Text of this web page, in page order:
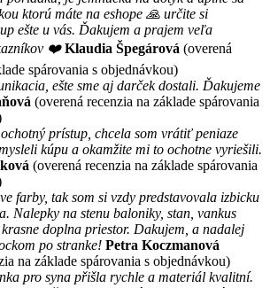
ktorú máte na eshope 🙏 určite si
ešte u vás. Ďakujem a prajem veľa
❤️ Klaudia Špegárová (overená
spárovania s objednávkou)
ešte sme aj darček dostali. Ďakujeme
(overená recenzia na základe spárovania
prístup, chcela som vrátiť peniaze
kúpu a okamžite mi to ochotne vyriešili.
(overená recenzia na základe spárovania
farby, tak som si vzdy predstavovala izbicku
Nalepky na stenu baloniky, stan, vankus
doplna priestor. Dakujem, a nadalej
po stranke! Petra Koczmanová
na základe spárovania s objednávkou)
pro syna přišla rychle a materiál kvalitní.